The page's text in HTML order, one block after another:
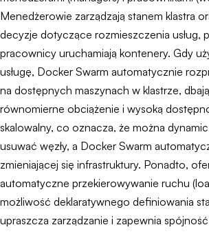
Menedżerowie zarządzają stanem klastra
decyzje dotyczące rozmieszczenia usług,
pracownicy uruchamiają kontenery. Gdy
usługę, Docker Swarm automatycznie
na dostępnych maszynach w klastrze,
równomierne obciążenie i wysoką
skalowalny, co oznacza, że można
usuwać węzły, a Docker Swarm
zmieniającej się infrastruktury. Ponadto,
automatyczne przekierowywanie ruchu
możliwość deklaratywnego definiowania
upraszcza zarządzanie i zapewnia